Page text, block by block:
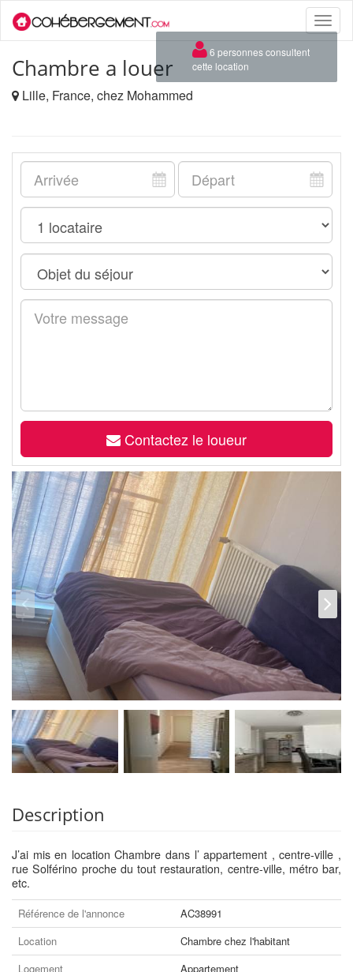
Toggle
Chambre a louer
Lille, France, chez Mohammed
Contactez le loueur
Description
J’ai mis en location Chambre dans l’ appartement , centre-ville ,
rue Solférino proche du tout restauration, centre-ville, métro bar,
etc.
Référence de l'annonce
AC38991
Location
Chambre chez l'habitant
Logement
Appartement
×
6 personnes consultent
cette location